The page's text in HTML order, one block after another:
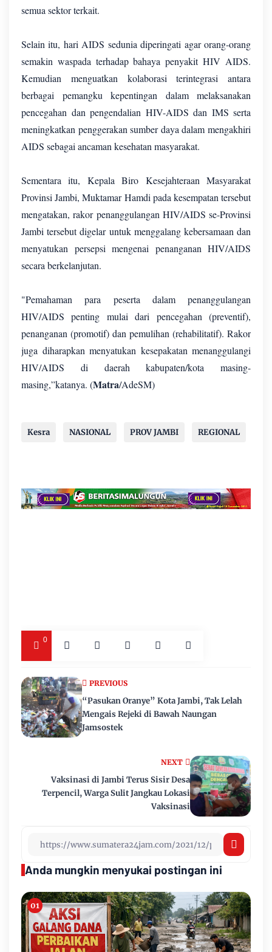
semua sektor terkait.
Selain itu, hari AIDS sedunia diperingati agar orang-orang
semakin waspada terhadap bahaya penyakit HIV AIDS.
Kemudian menguatkan kolaborasi terintegrasi antara
berbagai pemangku kepentingan dalam melaksanakan
pencegahan dan pengendalian HIV-AIDS dan IMS serta
meningkatkan penggerakan sumber daya dalam mengakhiri
AIDS sebagai ancaman kesehatan masyarakat.
Sementara itu, Kepala Biro Kesejahteraan Masyarakat
Provinsi Jambi, Muktamar Hamdi pada kesempatan tersebut
mengatakan, rakor penanggulangan HIV/AIDS se-Provinsi
Jambi tersebut digelar untuk menggalang kebersamaan dan
menyatukan persepsi mengenai penanganan HIV/AIDS
secara berkelanjutan.
"Pemahaman para peserta dalam penanggulangan
HIV/AIDS penting mulai dari pencegahan (preventif),
penanganan (promotif) dan pemulihan (rehabilitatif). Rakor
juga diharapkan menyatukan kesepakatan menanggulangi
HIV/AIDS di daerah kabupaten/kota masing-
masing,”katanya. (Matra/AdeSM)
Kesra NASIONAL PROV JAMBI REGIONAL
0
NEXT
Vaksinasi di Jambi Terus Sisir Desa
Terpencil, Warga Sulit Jangkau Lokasi
Vaksinasi
PREVIOUS
“Pasukan Oranye” Kota Jambi, Tak Lelah
Mengais Rejeki di Bawah Naungan
Jamsostek
Anda mungkin menyukai postingan ini